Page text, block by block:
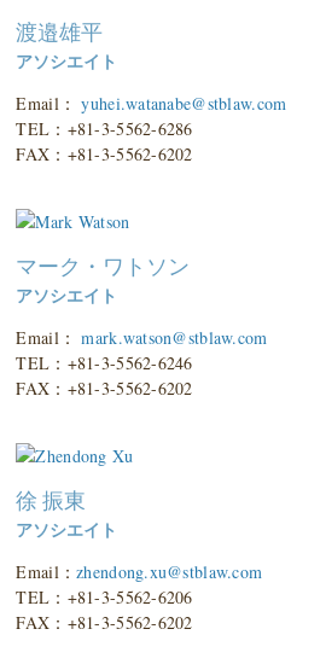
渡邉雄平
アソシエイト
Email：yuhei.watanabe@stblaw.com
TEL：+81-3-5562-6286
FAX：+81-3-5562-6202
マーク・ワトソン
アソシエイト
Email：mark.watson@stblaw.com
TEL：+81-3-5562-6246
FAX：+81-3-5562-6202
徐 振東
アソシエイト
Email：zhendong.xu@stblaw.com
TEL：+81-3-5562-6206
FAX：+81-3-5562-6202